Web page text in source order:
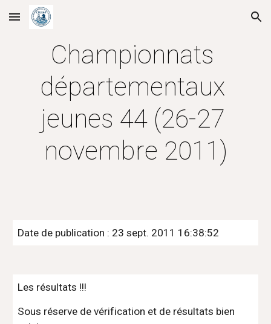
Skip to main content Skip to navigation
Championnats
départementaux
jeunes 44 (26-27
novembre 2011)
Date de publication : 23 sept. 2011 16:38:52
Les résultats !!!
Sous réserve de vérification et de résultats bien